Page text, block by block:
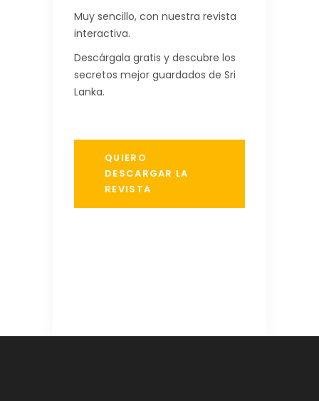
Muy sencillo, con nuestra revista
interactiva.
Descárgala gratis y descubre los
secretos mejor guardados de Sri
Lanka.
QUIERO
DESCARGAR LA
REVISTA